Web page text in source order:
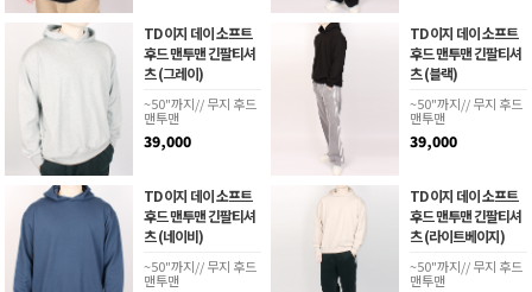
TD 이지 데이 소프트
후드 맨투맨 긴팔티셔
츠 (그레이)
~50"까지// 무지 후드
맨투맨
39,000
TD 이지 데이 소프트
후드 맨투맨 긴팔티셔
츠 (블랙)
~50"까지// 무지 후드
맨투맨
39,000
TD 이지 데이 소프트
후드 맨투맨 긴팔티셔
츠 (네이비)
~50"까지// 무지 후드
맨투맨
TD 이지 데이 소프트
후드 맨투맨 긴팔티셔
츠 (라이트베이지)
~50"까지// 무지 후드
맨투맨